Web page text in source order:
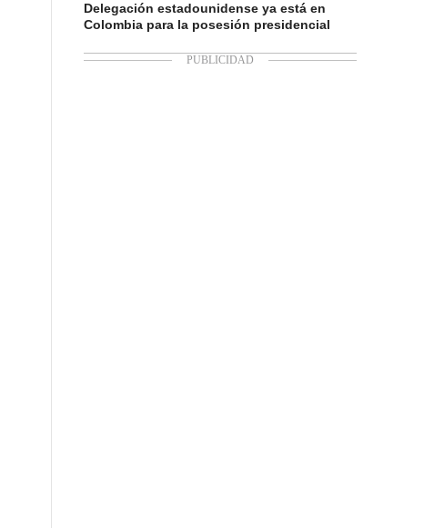
Delegación estadounidense ya está en
Colombia para la posesión presidencial